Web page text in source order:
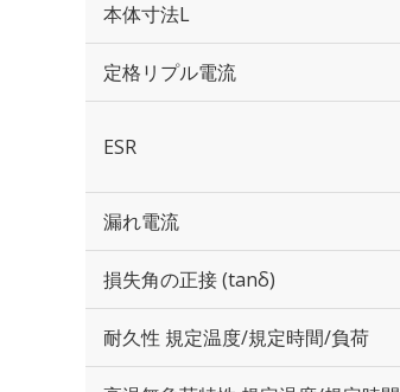
本体寸法L
定格リプル電流
ESR
漏れ電流
損失角の正接 (tanδ)
耐久性 規定温度/規定時間/負荷